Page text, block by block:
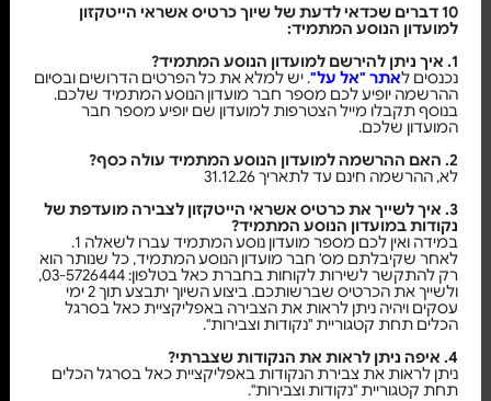
10 דברים שכדאי לדעת של שיוך כרטיס אשראי הייטקזון
למועדון הנוסע המתמיד:
1. איך ניתן להירשם למועדון הנוסע המתמיד?
נכנסים לאתר "אל על". יש למלא את כל הפרטים הדרושים ובסיום
ההרשמה יופיע לכם מספר חבר מועדון הנוסע המתמיד שלכם.
בנוסף תקבלו מייל הצטרפות למועדון שם יופיע מספר חבר
המועדון שלכם.
2. האם ההרשמה למועדון הנוסע המתמיד עולה כסף?
לא, ההרשמה חינם עד לתאריך 31.12.26
3. איך לשייך את כרטיס אשראי הייטקזון לצבירה מועדפת של
נקודות במועדון הנוסע המתמיד?
במידה ואין לכם מספר מועדון נוסע המתמיד עברו לשאלה 1.
לאחר שקיבלתם מס' חבר מועדון הנוסע המתמיד, כל שנותר הוא
רק להתקשר לשירות לקוחות בחברת כאל בטלפון: 03-5726444,
ולשייך את הכרטיס שברשותכם. ביצוע השיוך יתבצע תוך 2 ימי
עסקים ויהיה ניתן לראות את הצבירה באפליקציית כאל בסרגל
הכלים תחת קטגוריית "נקודות וצבירות".
4. איפה ניתן לראות את הנקודות שצברתי?
ניתן לראות את צבירת הנקודות באפליקציית כאל בסרגל הכלים
תחת קטגוריית "נקודות וצבירות".